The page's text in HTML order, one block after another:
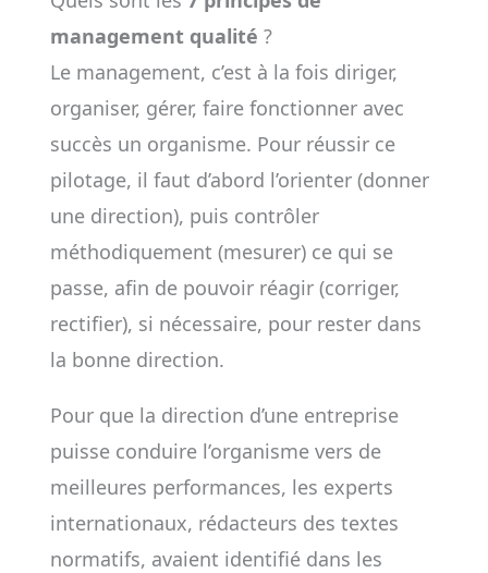
management qualité ?
Le management, c’est à la fois diriger,
organiser, gérer, faire fonctionner avec
succès un organisme. Pour réussir ce
pilotage, il faut d’abord l’orienter (donner
une direction), puis contrôler
méthodiquement (mesurer) ce qui se
passe, afin de pouvoir réagir (corriger,
rectifier), si nécessaire, pour rester dans
la bonne direction.
Pour que la direction d’une entreprise
puisse conduire l’organisme vers de
meilleures performances, les experts
internationaux, rédacteurs des textes
normatifs, avaient identifié dans les